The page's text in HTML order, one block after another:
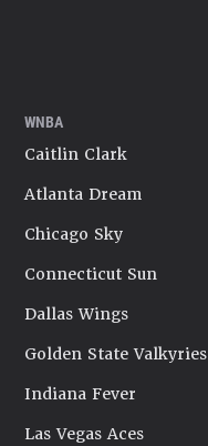
WNBA
Caitlin Clark
Atlanta Dream
Chicago Sky
Connecticut Sun
Dallas Wings
Golden State Valkyries
Indiana Fever
Las Vegas Aces